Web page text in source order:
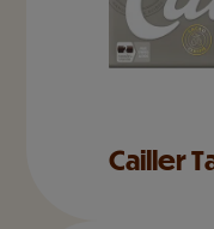
Cailler